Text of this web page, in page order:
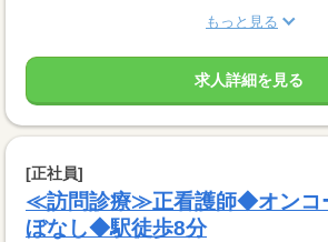
もっと見る
求人詳細を見る
[正社員]
≪訪問診療≫正看護師◆オンコ
ぼなし◆駅徒歩8分